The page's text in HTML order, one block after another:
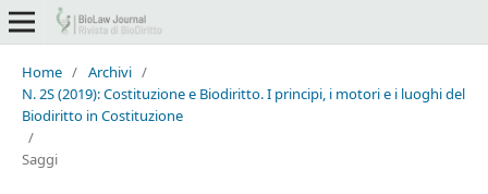
Home / Archivi /
N. 2S (2019): Costituzione e Biodiritto. I principi, i motori e i luoghi del
Biodiritto in Costituzione
/
Saggi